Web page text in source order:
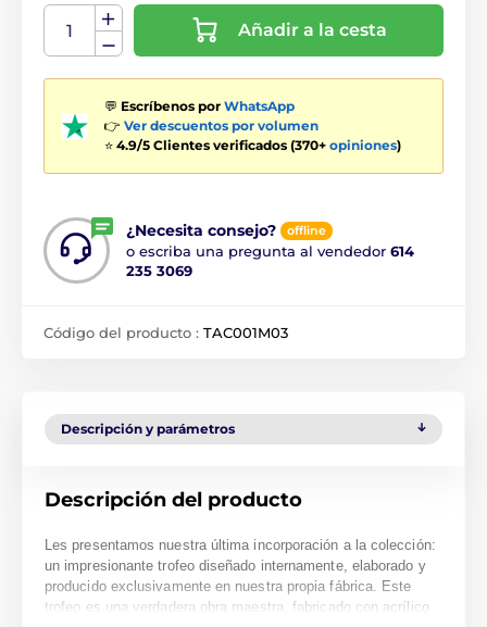
Añadir a la cesta
💬 Escríbenos por WhatsApp
👉 Ver descuentos por volumen
⭐ 4.9/5 Clientes verificados (370+ opiniones)
¿Necesita consejo? offline
o escriba una pregunta al vendedor 614
235 3069
Código del producto : TAC001M03
Descripción y parámetros
Descripción del producto
Les presentamos nuestra última incorporación a la colección:
un impresionante trofeo diseñado internamente, elaborado y
producido exclusivamente en nuestra propia fábrica. Este
trofeo es una verdadera obra maestra, fabricado con acrílico